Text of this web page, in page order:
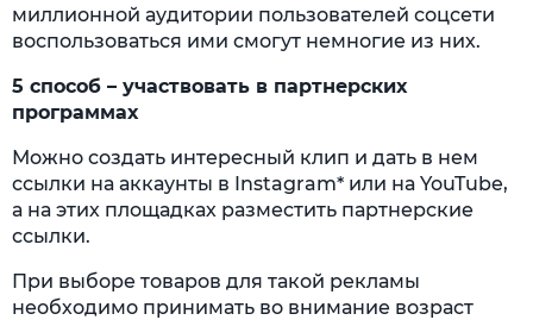
миллионной аудитории пользователей соцсети
воспользоваться ими смогут немногие из них.
5 способ – участвовать в партнерских
программах
Можно создать интересный клип и дать в нем
ссылки на аккаунты в Instagram* или на YouTube,
а на этих площадках разместить партнерские
ссылки.
При выборе товаров для такой рекламы
необходимо принимать во внимание возраст